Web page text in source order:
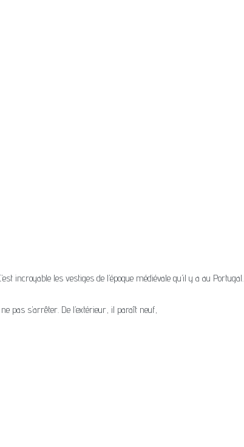
incroyable les vestiges de l’époque médiévale qu’il y a au Portugal.
pas s’arrêter. De l’extérieur, il paraît neuf,